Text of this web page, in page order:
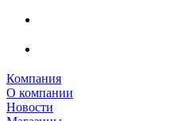
Компания
О компании
Новости